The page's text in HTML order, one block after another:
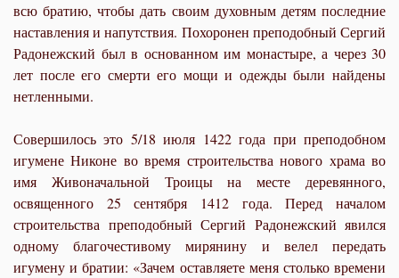
всю братию, чтобы дать своим духовным детям последние
наставления и напутствия. Похоронен преподобный Сергий
Радонежский был в основанном им монастыре, а через 30
лет после его смерти его мощи и одежды были найдены
нетленными.
Совершилось это 5/18 июля 1422 года при преподобном
игумене Никоне во время строительства нового храма во
имя Живоначальной Троицы на месте деревянного,
освященного 25 сентября 1412 года. Перед началом
строительства преподобный Сергий Радонежский явился
одному благочестивому мирянину и велел передать
игумену и братии: «Зачем оставляете меня столько времени